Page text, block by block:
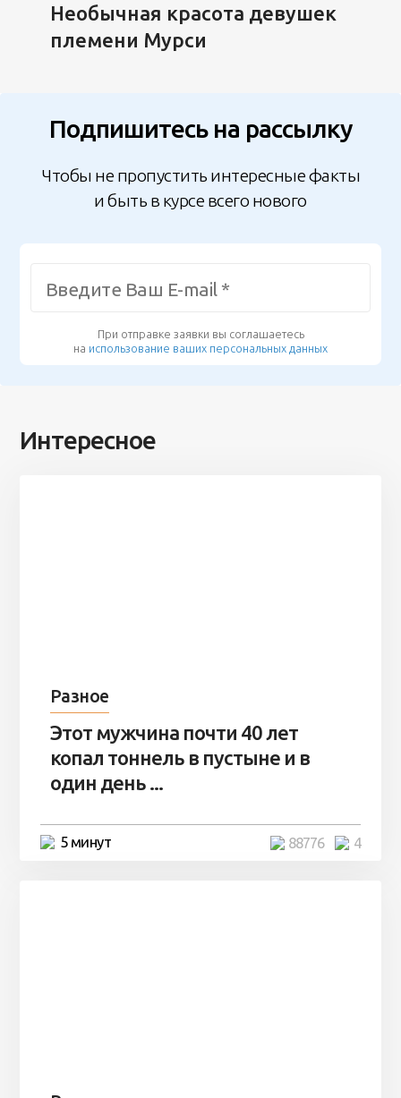
Необычная красота девушек
племени Мурси
Подпишитесь на рассылку
Чтобы не пропустить интересные факты
и быть в курсе всего нового
При отправке заявки вы соглашаетесь
на использование ваших персональных данных
Интересное
Разное
Этот мужчина почти 40 лет
копал тоннель в пустыне и в
один день ...
5 минут 4
88776